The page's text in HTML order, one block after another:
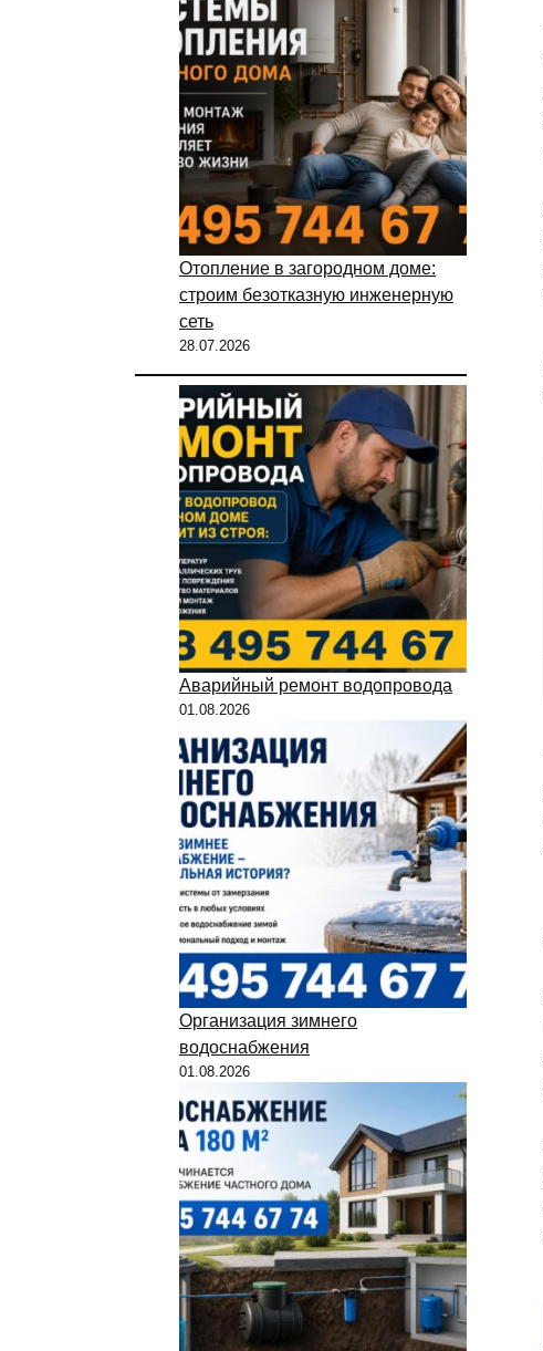
Отопление в загородном доме:
строим безотказную инженерную
сеть
28.07.2026
Аварийный ремонт водопровода
01.08.2026
Организация зимнего
водоснабжения
01.08.2026